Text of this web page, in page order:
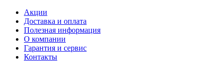
Акции
Доставка и оплата
Полезная информация
О компании
Гарантия и сервис
Контакты